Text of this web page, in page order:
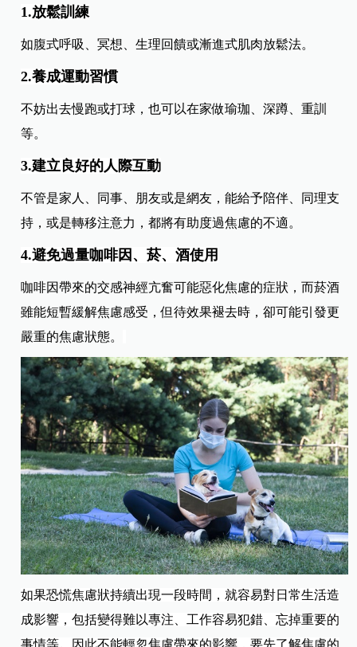
1.放鬆訓練
如腹式呼吸、冥想、生理回饋或漸進式肌肉放鬆法。
2.養成運動習慣
不妨出去慢跑或打球，也可以在家做瑜珈、深蹲、重訓
等。
3.建立良好的人際互動
不管是家人、同事、朋友或是網友，能給予陪伴、同理支
持，或是轉移注意力，都將有助度過焦慮的不適。
4.避免過量咖啡因、菸、酒使用
咖啡因帶來的交感神經亢奮可能惡化焦慮的症狀，而菸酒
雖能短暫緩解焦慮感受，但待效果褪去時，卻可能引發更
嚴重的焦慮狀態。
如果恐慌焦慮狀持續出現一段時間，就容易對日常生活造
成影響，包括變得難以專注、工作容易犯錯、忘掉重要的